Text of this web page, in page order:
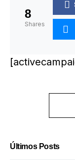
8
Shares
Últimos Posts